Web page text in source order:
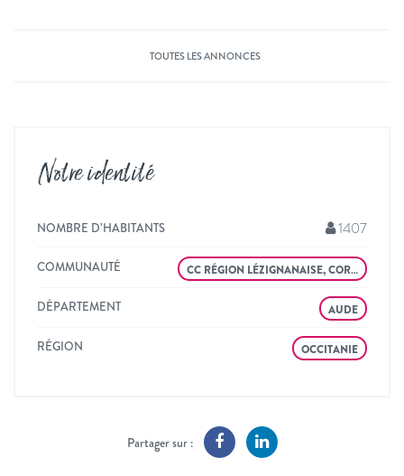
TOUTES LES ANNONCES
Notre identité
NOMBRE D’HABITANTS 1407
COMMUNAUTÉ CC RÉGION LÉZIGNANAISE, COR…
DÉPARTEMENT AUDE
RÉGION OCCITANIE
Partager sur :